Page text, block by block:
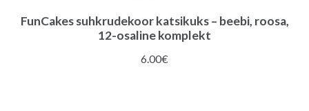
FunCakes suhkrudekoor katsikuks – beebi, roosa,
12-osaline komplekt
6.00€